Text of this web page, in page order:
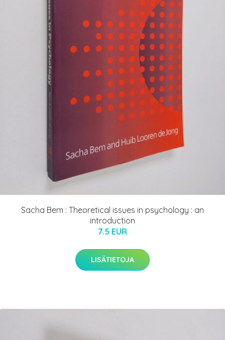
Sacha Bem : Theoretical issues in psychology : an
introduction
7.5 EUR
LISÄTIETOJA